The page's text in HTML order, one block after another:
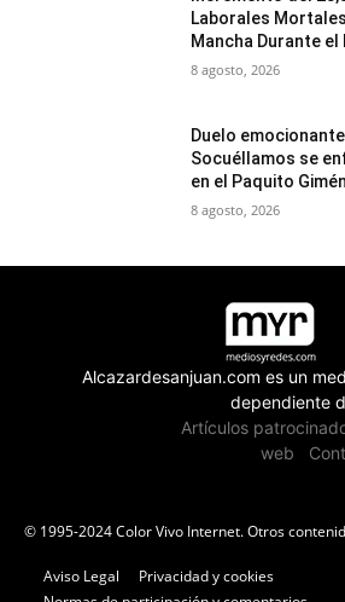
Laborales
Mancha Durante
8 agosto, 2026
Duelo
Socuéllamos se
en el Paquito
8 agosto, 2026
Alcazardesanjuan.com es un
dependiente
Artículos
web
© 1995-2024 Color Vivo Internet. Otros
Aviso Legal
Privacidad y cookies